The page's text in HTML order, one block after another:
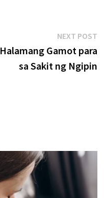
NEXT POST
Halamang Gamot para
sa Sakit ng Ngipin